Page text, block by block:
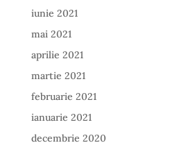
iunie 2021
mai 2021
aprilie 2021
martie 2021
februarie 2021
ianuarie 2021
decembrie 2020